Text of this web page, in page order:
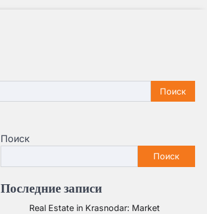
Поиск
Поиск
Последние записи
Real Estate in Krasnodar: Market